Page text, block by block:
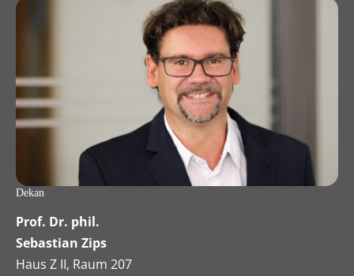
Dekan
Prof. Dr. phil.
Sebastian Zips
Haus Z II, Raum 207